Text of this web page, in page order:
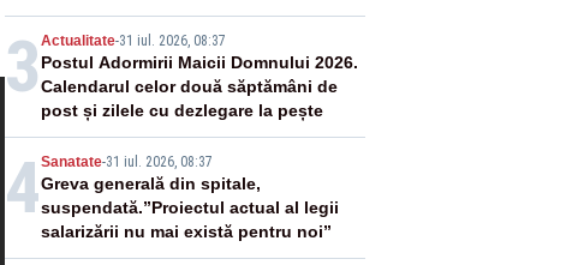
plată
3 Actualitate-31 iul. 2026, 08:37
Postul Adormirii Maicii Domnului 2026.
Calendarul celor două săptămâni de
post și zilele cu dezlegare la pește
4Sanatate-31 iul. 2026, 08:37
Greva generală din spitale,
suspendată.”Proiectul actual al legii
salarizării nu mai există pentru noi”